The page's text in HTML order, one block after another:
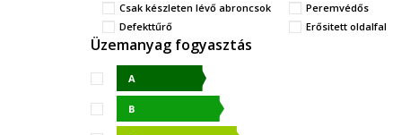
Csak készleten lévő abroncsok
Peremvédős
Defekttűrő
Erősitett oldalfal
Üzemanyag fogyasztás